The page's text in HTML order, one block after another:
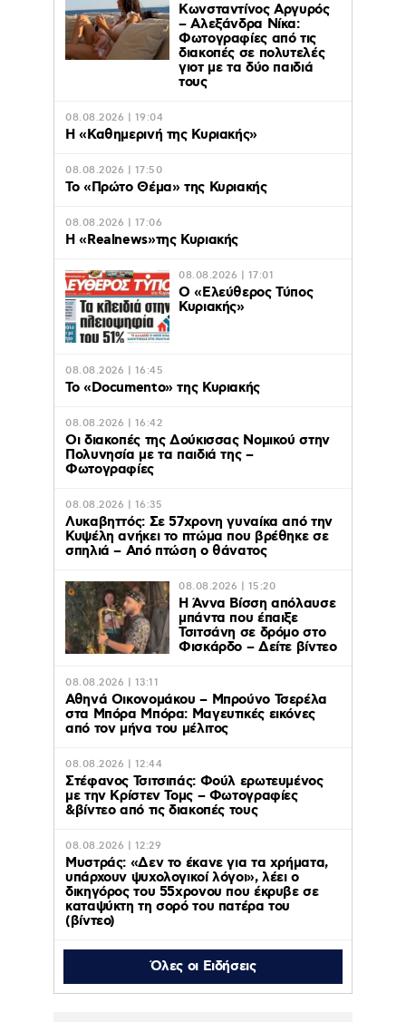
Κωνσταντίνος Αργυρός
– Αλεξάνδρα Νίκα:
Φωτογραφίες από τις
διακοπές σε πολυτελές
γιοτ με τα δύο παιδιά
τους
08.08.2026 | 19:04
H «Καθημερινή της Κυριακής»
08.08.2026 | 17:50
Το «Πρώτο Θέμα» της Κυριακής
08.08.2026 | 17:06
Η «Realnews»της Κυριακής
08.08.2026 | 17:01
Ο «Eλεύθερος Τύπος
Κυριακής»
08.08.2026 | 16:45
Το «Documento» της Κυριακής
08.08.2026 | 16:42
Οι διακοπές της Δούκισσας Νομικού στην
Πολυνησία με τα παιδιά της –
Φωτογραφίες
08.08.2026 | 16:35
Λυκαβηττός: Σε 57χρονη γυναίκα από την
Κυψέλη ανήκει το πτώμα που βρέθηκε σε
σπηλιά – Από πτώση ο θάνατος
08.08.2026 | 15:20
Η Άννα Βίσση απόλαυσε
μπάντα που έπαιξε
Τσιτσάνη σε δρόμο στο
Φισκάρδο – Δείτε βίντεο
08.08.2026 | 13:11
Αθηνά Οικονομάκου – Μπρούνο Τσερέλα
στα Μπόρα Μπόρα: Mαγευτικές εικόνες
από τον μήνα του μέλιτος
08.08.2026 | 12:44
Στέφανος Τσιτσιπάς: Φούλ ερωτευμένος
με την Κρίστεν Τομς – Φωτογραφίες
&βίντεο από τις διακοπές τους
08.08.2026 | 12:29
Μυστράς: «Δεν το έκανε για τα χρήματα,
υπάρχουν ψυχολογικοί λόγοι», λέει ο
δικηγόρος του 55χρονου που έκρυβε σε
καταψύκτη τη σορό του πατέρα του
(βίντεο)
Όλες οι Ειδήσεις